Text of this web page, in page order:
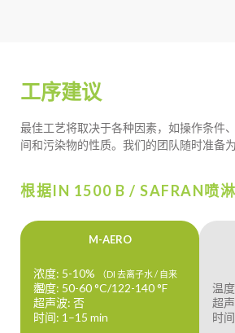
工序建议
最佳工艺将取决于各种因素，如操作条件
间和污染物的性质。我们的团队随时准备
根据IN 1500 B / SAFRAN喷
M-AERO
浓度: 5-10%
（DI 去离子水 / 自来
水）
温度: 50-60 °C/122-140 °F
超声波: 否
时间: 1–15 min
温
超
时